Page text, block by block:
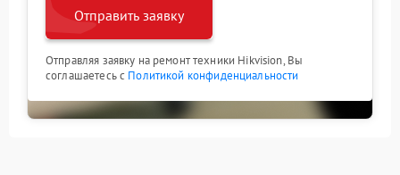
Отправить заявку
Отправляя заявку на ремонт техники Hikvision, Вы
соглашаетесь с Политикой конфиденциальности